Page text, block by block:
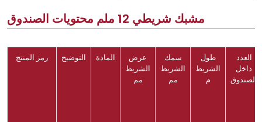
مشبك شريطي 12 ملم محتويات الصندوق
رمز المنتج التوضيح المادة
عرض
الشريط
مم
سمك
الشريط
مم
طول
الشريط
م
العدد
داخل
الصندوق